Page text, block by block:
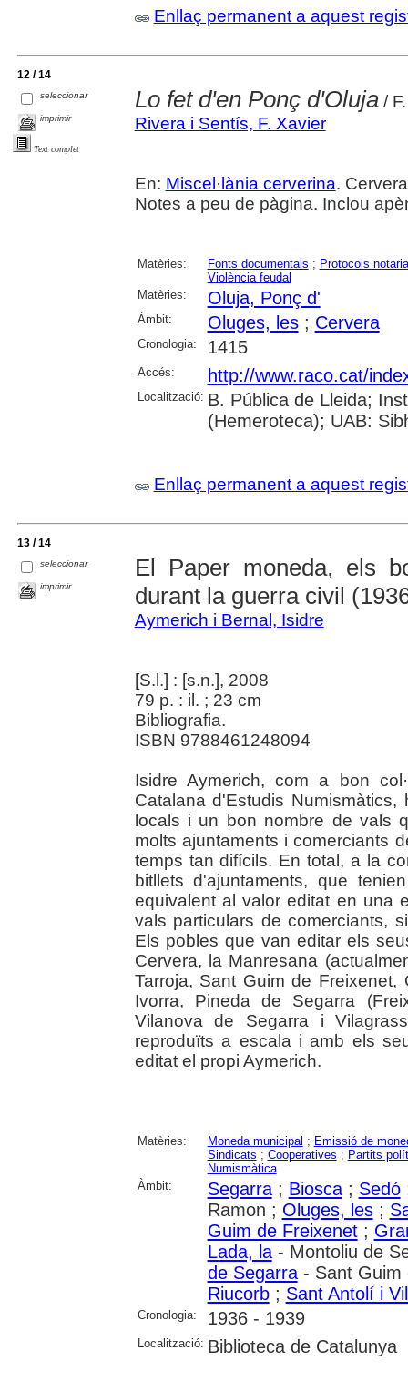
Enllaç permanent a aquest
12 / 14
seleccionar
imprimir
Text complet
Lo fet d'en Ponç d'Oluja/ F.
Rivera i Sentís, F. Xavier
En: Miscel·lània cerverina.
Notes a peu de pàgina. Inclou
Matèries: Fonts documentals ; Protocols
Violència feudal
Matèries:
Oluja, Ponç d'
Àmbit: Oluges, les; Cervera
Cronologia: 1415
Accés: http://www.raco.cat/
Localització: B. Pública de Lleida;
(Hemeroteca); UAB:
Enllaç permanent a aquest
13 / 14
seleccionar
imprimir
El Paper moneda, els
durant la guerra civil
Aymerich i Bernal, Isidre
[S.l.] : [s.n.], 2008
79 p. : il. ; 23 cm
Bibliografia.
ISBN 9788461248094
Isidre Aymerich, com a bon
Catalana d'Estudis
locals i un bon nombre de vals
molts ajuntaments i comerciants
temps tan difícils. En total, a la
bitllets d'ajuntaments, que
equivalent al valor editat en una
vals particulars de comerciants,
Els pobles que van editar els
Cervera, la Manresana
Tarroja, Sant Guim de Freixenet,
Ivorra, Pineda de Segarra
Vilanova de Segarra i
reproduïts a escala i amb els
editat el propi Aymerich.
Matèries: Moneda municipal ; Emissió de
Sindicats ; Cooperatives ; Partits
Numismàtica
Àmbit:
Segarra; Biosca; Sedó
Ramon ; Oluges, les;
Guim de Freixenet;
Lada, la- Montoliu de
de Segarra- Sant Guim
Riucorb; Sant Antolí i
Cronologia: 1936 - 1939
Localització: Biblioteca de Catalunya